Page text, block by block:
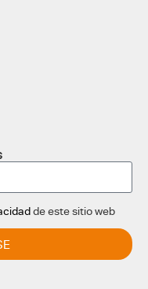
de este sitio web